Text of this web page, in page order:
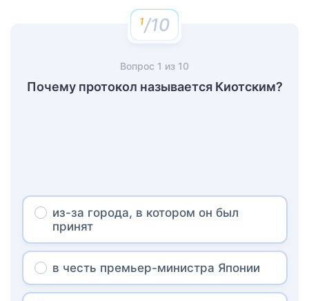
/10
Вопрос 1 из 10
Почему протокол называется Киотским?
из-за города, в котором он был
принят
в честь премьер-министра Японии